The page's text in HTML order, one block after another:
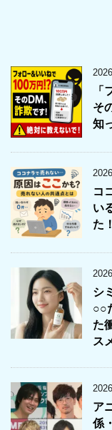
「
そ
知
コ
い
た
シ
○○
た
ス
ア
係